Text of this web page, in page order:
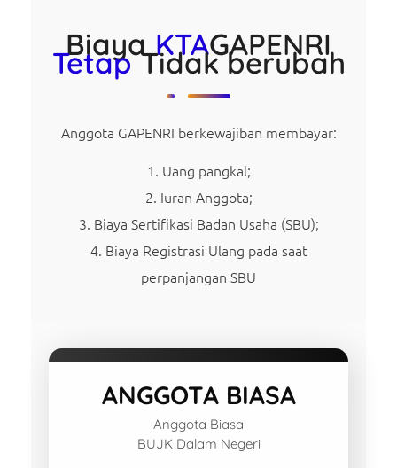
Biaya KTAGAPENRI
Tetap Tidak berubah
Anggota GAPENRI berkewajiban membayar:
Uang pangkal;
Iuran Anggota;
Biaya Sertifikasi Badan Usaha (SBU);
Biaya Registrasi Ulang pada saat
perpanjangan SBU
ANGGOTA BIASA
Anggota Biasa
BUJK Dalam Negeri